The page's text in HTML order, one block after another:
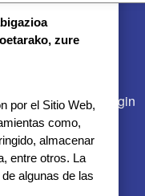
Gurekin lan egin
zure
por el Sitio Web,
como,
almacenar
entre otros. La
algunas de las